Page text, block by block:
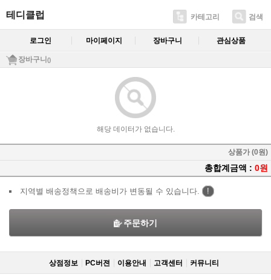
테디클럽 카테고리 검색
로그인 마이페이지 장바구니 관심상품
장바구니()
해당 데이터가 없습니다.
상품가 (0원)
총합계금액 : 0원
지역별 배송정책으로 배송비가 변동될 수 있습니다. !
주문하기
상점정보 PC버젼 이용안내 고객센터 커뮤니티